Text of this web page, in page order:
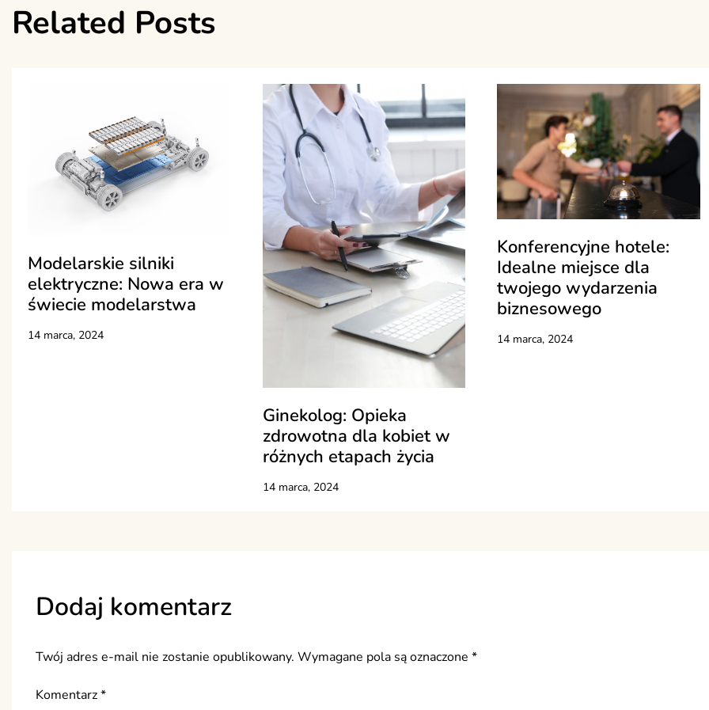
Related Posts
Modelarskie silniki
elektryczne: Nowa era w
świecie modelarstwa
14 marca, 2024
Ginekolog: Opieka
zdrowotna dla kobiet w
różnych etapach życia
14 marca, 2024
Konferencyjne hotele:
Idealne miejsce dla
twojego wydarzenia
biznesowego
14 marca, 2024
Dodaj komentarz
Twój adres e-mail nie zostanie opublikowany. Wymagane pola są oznaczone *
Komentarz*